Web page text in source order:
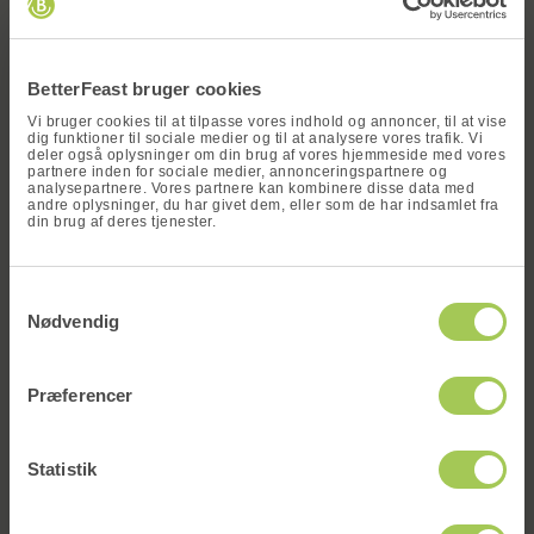
BetterFeast bruger cookies
Vi bruger cookies til at tilpasse vores indhold og annoncer, til at vise
dig funktioner til sociale medier og til at analysere vores trafik. Vi
deler også oplysninger om din brug af vores hjemmeside med vores
partnere inden for sociale medier, annonceringspartnere og
analysepartnere. Vores partnere kan kombinere disse data med
andre oplysninger, du har givet dem, eller som de har indsamlet fra
din brug af deres tjenester.
Nødvendig
Præferencer
Statistik
Tilsæt de hakkede tomater og lad det simre i 5-10
minutter.
Fremgangsmåde – Sammensætning
Når linserne er møre, tilsættes de til panden med
tomatsaucen. Rør forsigtigt rundt for at blande
ingredienserne.
Tilsæt kokosmælk og lad retten simre i yderligere
5-10 minutter, indtil dahl’en er tyk og cremet.
Server den varme dahl med basmatiris eller
tilføje farve og ekstra smag. Dahl kan også serveres
med en skefuld yoghurt på toppen for en kølende
Vind en
vores konkurrence om at vinde en gratis
x